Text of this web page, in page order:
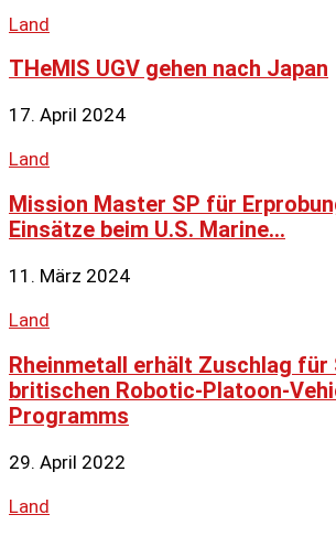
Land
THeMIS UGV gehen nach Japan
17. April 2024
Land
Mission Master SP für
Einsätze beim U.S. Marine...
11. März 2024
Land
Rheinmetall erhält Zuschlag für
britischen Robotic-Platoon-
Programms
29. April 2022
Land